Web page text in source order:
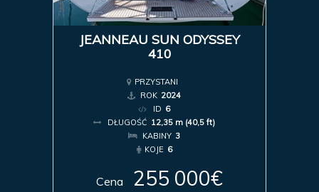
JEANNEAU SUN ODYSSEY
410
PRZYSTANI
ROK 2024
ID 6
DŁUGOŚĆ 12,35 m (40,5 ft)
KABINY 3
KOJE 6
Cena 255 000€